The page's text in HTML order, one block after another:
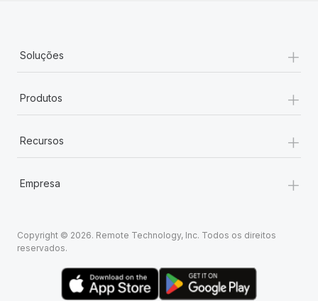
Soluções +
Produtos +
Recursos +
Empresa +
Copyright © 2026. Remote Technology, Inc. Todos os direitos
reservados.